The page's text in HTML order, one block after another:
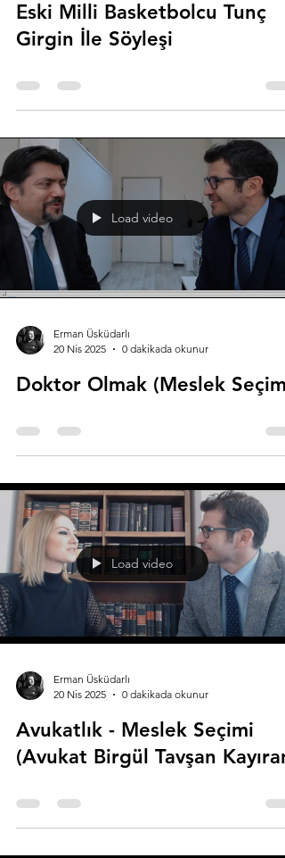
Eski Milli Basketbolcu Tunç
Girgin İle Söyleşi
Load video
Erman Üsküdarlı
20 Nis 2025
0 dakikada okunur
Doktor Olmak (Meslek
Load video
Erman Üsküdarlı
20 Nis 2025
0 dakikada okunur
Avukatlık - Meslek Seçimi
(Avukat Birgül Tavşan